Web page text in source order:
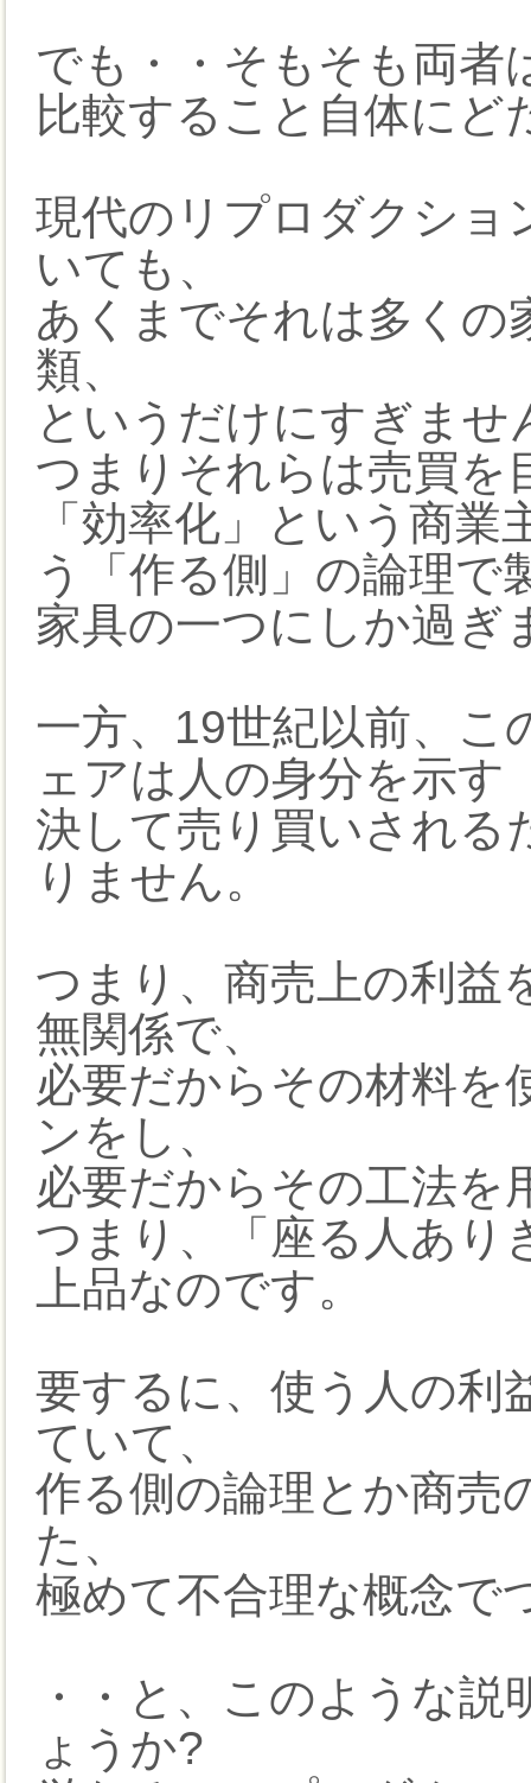
でも・・そもそも両者
比較すること自体にど
現代のリプロダクショ
いても、
あくまでそれは多くの
類、
というだけにすぎませ
つまりそれらは売買を
「効率化」という商
う「作る側」の論理で
家具の一つにしか過ぎ
一方、19世紀以前、
ェアは人の身分を示す
決して売り買いされる
りません。
つまり、商売上の利益
無関係で、
必要だからその材料を
ンをし、
必要だからその工法を
つまり、「座る人あり
上品なのです。
要するに、使う人の利
ていて、
作る側の論理とか商売
た、
極めて不合理な概念で
・・と、このような
ょうか?